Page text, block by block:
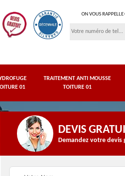
ON VOUS
01
TRAITEMENT ANTI MOUSSE
TOITURE 01
DEVIS
Demandez votre